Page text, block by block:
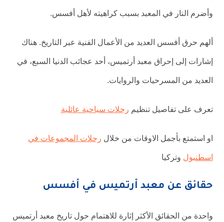
وأضرم النار في المعبد بسبب كراهيته لأهل أفسس.
ألهم حرق أفسس العديد من الأعمال الفنية عبر التاريخ. هناك
إشارات إلى إحراق معبد أرتميس، أحد عجائب الدنيا السبع، في
العديد من المسرحيات والروايات.
تعرف على تفاصيل تنظيم رحلات سياحية عائلية
او استمتع بأجمل الاوقات من خلال رحلات المجموعات في
اسطنبول وتركيا
حقائق عن معبد أرتميس في أفسس
واحدة من الحقائق الأكثر إثارة للاهتمام حول تاريخ معبد أرتميس